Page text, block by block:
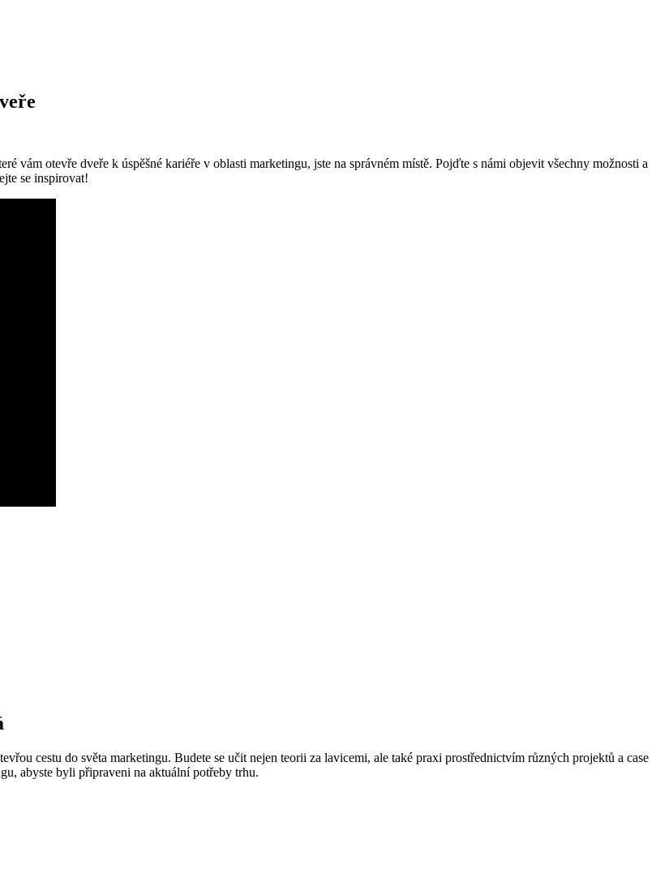
vám otevře dveře⁤ k⁢ úspěšné kariéře v oblasti marketingu, ⁣jste na správném místě. Pojďte ‍s námi objevit všechny možnosti a
se inspirovat!
cestu do světa ‍marketingu. Budete ⁢se učit nejen ‍teorii za lavicemi, ale také praxi prostřednictvím různých projektů a ⁣case
‌abyste byli připraveni na aktuální potřeby trhu.